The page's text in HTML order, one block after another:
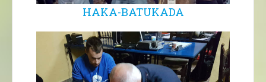
HAKA-BATUKADA